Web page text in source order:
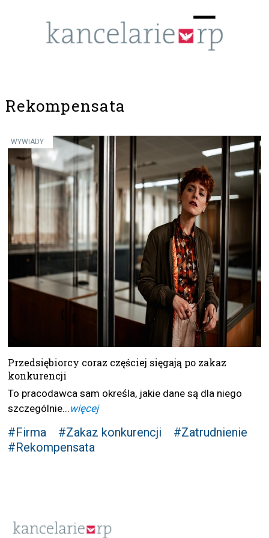
☰
Rekompensata
WYWIADY
Przedsiębiorcy coraz częściej sięgają po zakaz
konkurencji
To pracodawca sam określa, jakie dane są dla niego
szczególnie...więcej
#Firma #Zakaz konkurencji
#Zatrudnienie
#Rekompensata